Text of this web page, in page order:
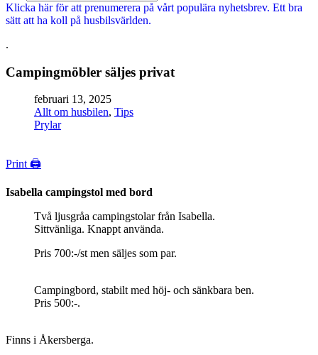
Klicka här för att prenumerera på vårt populära nyhetsbrev. Ett bra
sätt att ha koll på husbilsvärlden.
.
Campingmöbler säljes privat
februari 13, 2025
Allt om husbilen, Tips
Prylar
Print 🖨
Isabella campingstol med bord
Två ljusgråa campingstolar från Isabella.
Sittvänliga. Knappt använda.
Pris 700:-/st men säljes som par.
Campingbord, stabilt med höj- och sänkbara ben.
Pris 500:-.
Finns i Åkersberga.